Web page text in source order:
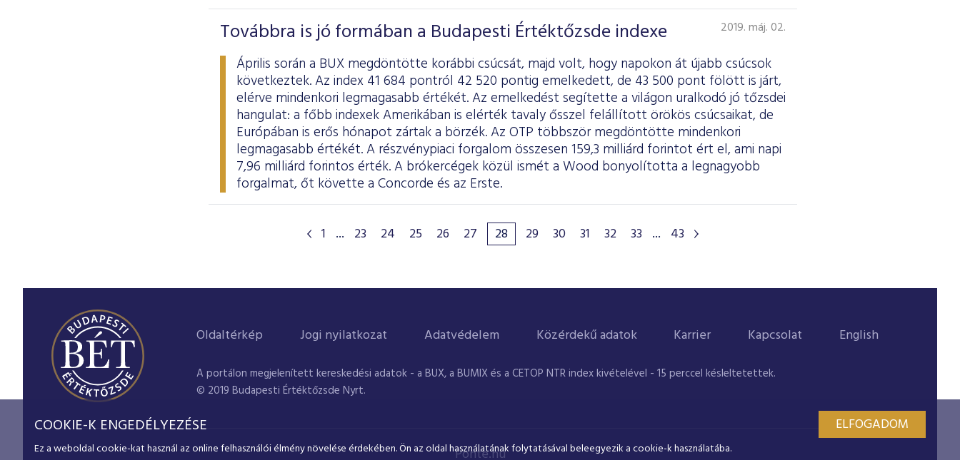
Továbbra is jó formában a Budapesti Értéktőzsde indexe 2019. máj. 02.
Április során a BUX megdöntötte korábbi csúcsát, majd volt, hogy napokon át újabb csúcsok
következtek. Az index 41 684 pontról 42 520 pontig emelkedett, de 43 500 pont fölött is járt,
elérve mindenkori legmagasabb értékét. Az emelkedést segítette a világon uralkodó jó tőzsdei
hangulat: a főbb indexek Amerikában is elérték tavaly ősszel felállított örökös csúcsaikat, de
Európában is erős hónapot zártak a börzék. Az OTP többször megdöntötte mindenkori
legmagasabb értékét. A részvénypiaci forgalom összesen 159,3 milliárd forintot ért el, ami napi
7,96 milliárd forintos érték. A brókercégek közül ismét a Wood bonyolította a legnagyobb
forgalmat, őt követte a Concorde és az Erste.
1 ... 23 24 25 26 27 28 29 30 31 32 33 ... 43
Oldaltérkép Jogi nyilatkozat Adatvédelem Közérdekű adatok Karrier Kapcsolat English
A portálon megjelenített kereskedési adatok - a BUX, a BUMIX és a CETOP NTR index kivételével - 15 perccel késleltetettek.
© 2019 Budapesti Értéktőzsde Nyrt.
Ponte.hu
COOKIE-K ENGEDÉLYEZÉSE
Ez a weboldal cookie-kat használ az online felhasználói élmény növelése érdekében. Ön az oldal használatának folytatásával beleegyezik a cookie-k használatába.
ELFOGADOM